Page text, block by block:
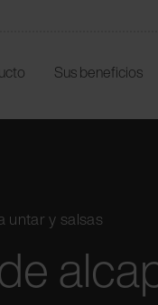
Sus beneficios
untar y salsas